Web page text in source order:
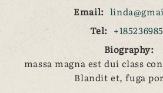
Email:
Tel:
Biography:
massa magna est dui class
Blandit et, fuga